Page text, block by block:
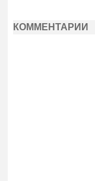
КОММЕНТАРИИ